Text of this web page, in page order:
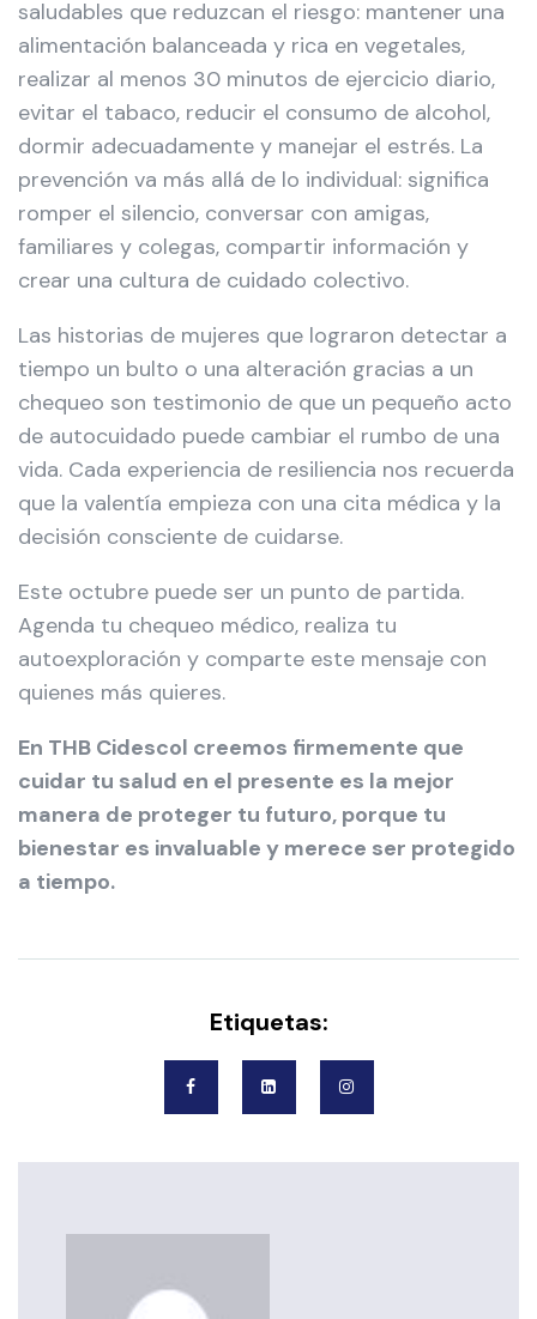
saludables que reduzcan el riesgo: mantener una
alimentación balanceada y rica en vegetales,
realizar al menos 30 minutos de ejercicio diario,
evitar el tabaco, reducir el consumo de alcohol,
dormir adecuadamente y manejar el estrés. La
prevención va más allá de lo individual: significa
romper el silencio, conversar con amigas,
familiares y colegas, compartir información y
crear una cultura de cuidado colectivo.
Las historias de mujeres que lograron detectar a
tiempo un bulto o una alteración gracias a un
chequeo son testimonio de que un pequeño acto
de autocuidado puede cambiar el rumbo de una
vida. Cada experiencia de resiliencia nos recuerda
que la valentía empieza con una cita médica y la
decisión consciente de cuidarse.
Este octubre puede ser un punto de partida.
Agenda tu chequeo médico, realiza tu
autoexploración y comparte este mensaje con
quienes más quieres.
En THB Cidescol creemos firmemente que
cuidar tu salud en el presente es la mejor
manera de proteger tu futuro, porque tu
bienestar es invaluable y merece ser protegido
a tiempo.
Etiquetas: